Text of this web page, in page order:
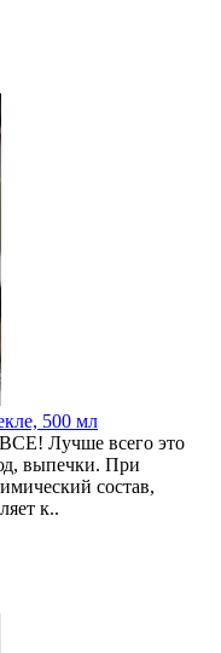
500 мл
Лучше всего это
выпечки. При
состав,
к..